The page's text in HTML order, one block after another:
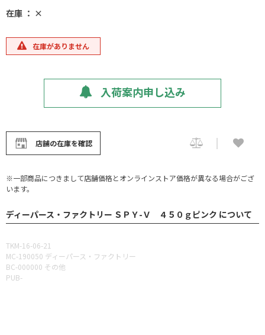
在庫 ： ×
在庫がありません
入荷案内申し込み
店舗の在庫を確認
※一部商品につきまして店舗価格とオンラインストア価格が異なる場合がござ
います。
ディーパース・ファクトリー ＳＰＹ-Ｖ ４５０ｇピンク について
TKM-16-06-21
MC-190050 ディーパース・ファクトリー
BC-000000 その他
PUB-